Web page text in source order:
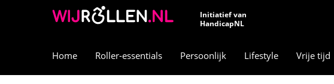
Initiatief van
HandicapNL
Home Roller-essentials Persoonlijk Lifestyle Vrije tijd